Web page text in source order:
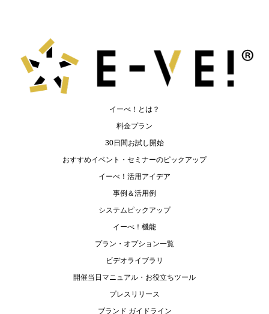
イーべ！とは？
料金プラン
30日間お試し開始
おすすめイベント・セミナーのピックアップ
イーべ！活用アイデア
事例＆活用例
システムピックアップ
イーべ！機能
プラン・オプション一覧
ビデオライブラリ
開催当日マニュアル・お役立ちツール
プレスリリース
ブランド ガイドライン